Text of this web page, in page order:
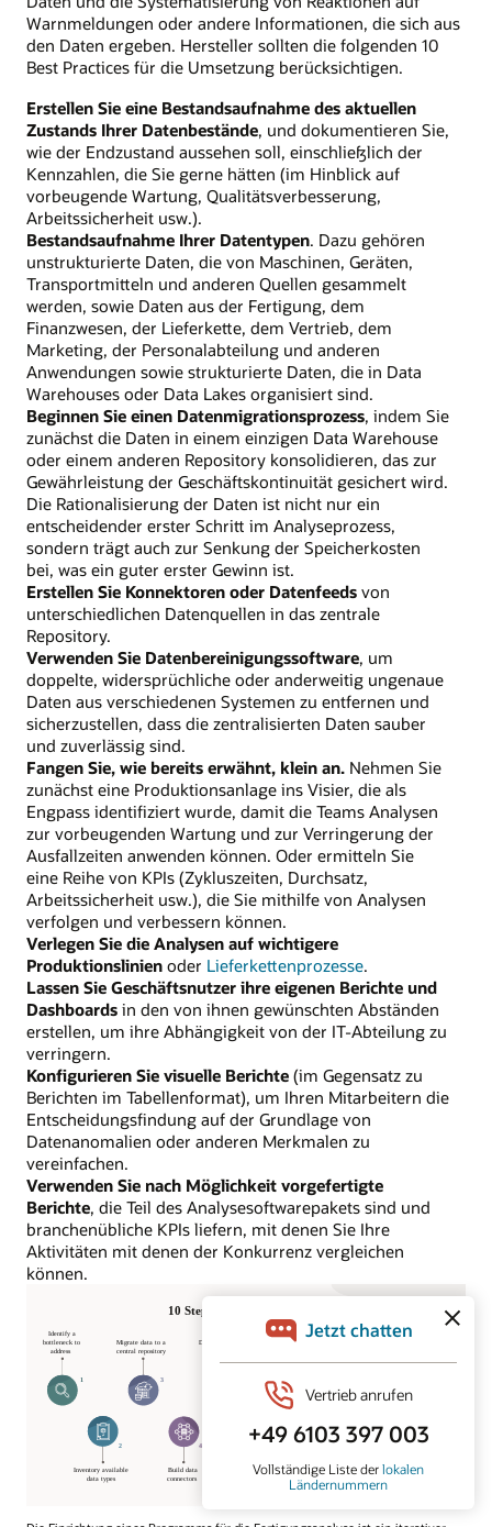
Warnmeldungen oder andere Informationen, die sich aus
den Daten ergeben. Hersteller sollten die folgenden 10
Best Practices für die Umsetzung berücksichtigen.
Erstellen Sie eine Bestandsaufnahme des aktuellen
Zustands Ihrer Datenbestände, und dokumentieren Sie,
wie der Endzustand aussehen soll, einschließlich der
Kennzahlen, die Sie gerne hätten (im Hinblick auf
vorbeugende Wartung, Qualitätsverbesserung,
Arbeitssicherheit usw.).
Bestandsaufnahme Ihrer Datentypen. Dazu gehören
unstrukturierte Daten, die von Maschinen, Geräten,
Transportmitteln und anderen Quellen gesammelt
werden, sowie Daten aus der Fertigung, dem
Finanzwesen, der Lieferkette, dem Vertrieb, dem
Marketing, der Personalabteilung und anderen
Anwendungen sowie strukturierte Daten, die in Data
Warehouses oder Data Lakes organisiert sind.
Beginnen Sie einen Datenmigrationsprozess, indem Sie
zunächst die Daten in einem einzigen Data Warehouse
oder einem anderen Repository konsolidieren, das zur
Gewährleistung der Geschäftskontinuität gesichert wird.
Die Rationalisierung der Daten ist nicht nur ein
entscheidender erster Schritt im Analyseprozess,
sondern trägt auch zur Senkung der Speicherkosten
bei, was ein guter erster Gewinn ist.
Erstellen Sie Konnektoren oder Datenfeeds von
unterschiedlichen Datenquellen in das zentrale
Repository.
Verwenden Sie Datenbereinigungssoftware, um
doppelte, widersprüchliche oder anderweitig ungenaue
Daten aus verschiedenen Systemen zu entfernen und
sicherzustellen, dass die zentralisierten Daten sauber
und zuverlässig sind.
Fangen Sie, wie bereits erwähnt, klein an. Nehmen Sie
zunächst eine Produktionsanlage ins Visier, die als
Engpass identifiziert wurde, damit die Teams Analysen
zur vorbeugenden Wartung und zur Verringerung der
Ausfallzeiten anwenden können. Oder ermitteln Sie
eine Reihe von KPIs (Zykluszeiten, Durchsatz,
Arbeitssicherheit usw.), die Sie mithilfe von Analysen
verfolgen und verbessern können.
Verlegen Sie die Analysen auf wichtigere
Produktionslinien oder Lieferkettenprozesse.
Lassen Sie Geschäftsnutzer ihre eigenen Berichte und
Dashboards in den von ihnen gewünschten Abständen
erstellen, um ihre Abhängigkeit von der IT-Abteilung zu
verringern.
Konfigurieren Sie visuelle Berichte (im Gegensatz zu
Berichten im Tabellenformat), um Ihren Mitarbeitern die
Entscheidungsfindung auf der Grundlage von
Datenanomalien oder anderen Merkmalen zu
vereinfachen.
Verwenden Sie nach Möglichkeit vorgefertigte
Berichte, die Teil des Analysesoftwarepakets sind und
branchenübliche KPIs liefern, mit denen Sie Ihre
Aktivitäten mit denen der Konkurrenz vergleichen
können.